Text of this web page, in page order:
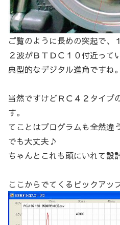
ご覧のように長めの突起で、
２波がＢＴＤＣ１０付近って
典型的なデジタル進角ですね。
当然ですけどＲＣ４２タイプ
す。
てことはプログラムも全然違
でも大丈夫♪
ちゃんとこれも頭にいれて設
ここからでてくるピックアッ